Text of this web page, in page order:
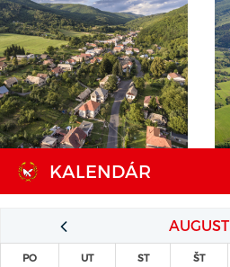
KALENDÁR
AUGUST
PO UT ST ŠT